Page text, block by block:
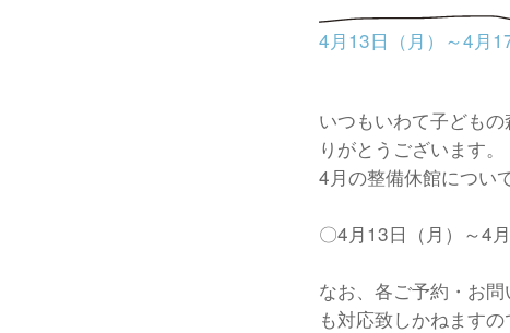
4月13日（月）～4月
いつもいわて子ども
りがとうございます。
4月の整備休館につい
〇4月13日（月）～4
なお、各ご予約・お
も対応致しかねますの